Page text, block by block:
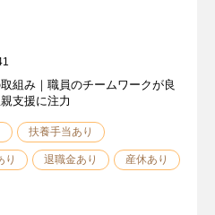
組み｜職員のチームワークが良
支援に注力
扶養手当あり
り 退職金あり 産休あり